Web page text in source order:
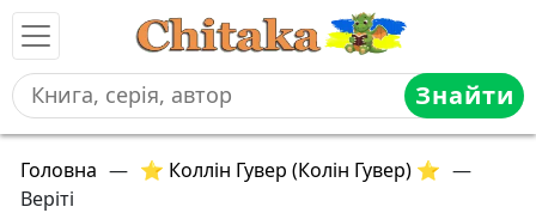
Знайти
Головна — ⭐ Коллін Гувер (Колін Гувер) ⭐ —
Веріті